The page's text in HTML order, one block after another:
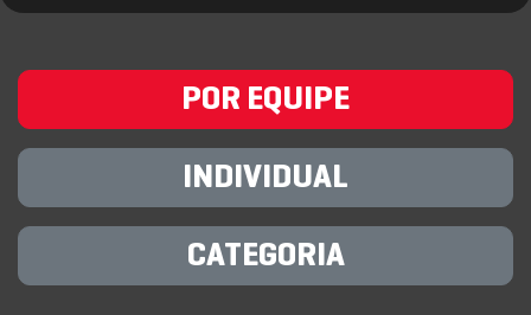
POR EQUIPE
INDIVIDUAL
CATEGORIA